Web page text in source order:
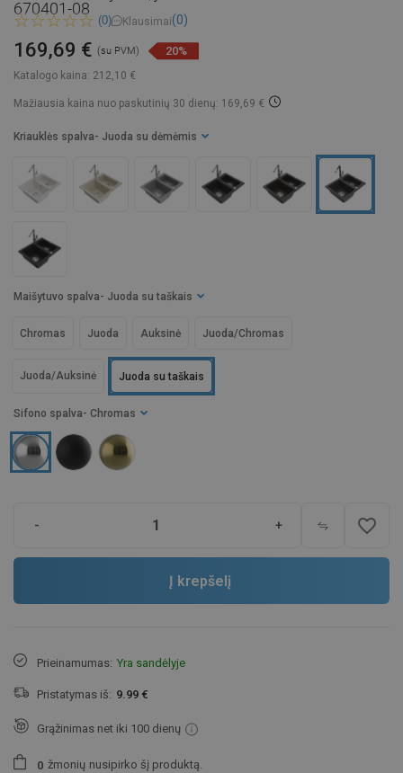
670401-08
(0) Klausimai(0)
Katalogo kaina: 212,10 €
169,69 € (su PVM) 20%
Mažiausia kaina nuo paskutinių 30 dienų: 169,69 €
Sifono spalva - Chromas
Kriauklės spalva - Juoda su dėmėmis
Maišytuvo spalva - Juoda su taškais
Juoda
Chromas Auksinė Juoda/Chromas
Juoda/Auksinė Juoda su taškais
- + favorite_border
Į krepšelį
Prieinamumas: Yra sandėlyje
Pristatymas iš: 9.99 €
Grąžinimas net iki 100 dienų
0 žmonių nusipirko šį produktą.